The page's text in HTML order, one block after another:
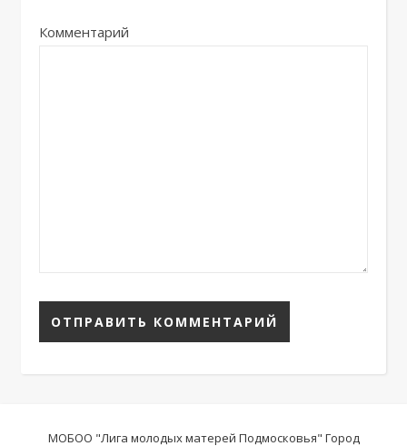
Комментарий
МОБОО "Лига молодых матерей Подмосковья" Город